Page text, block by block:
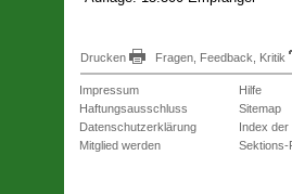
Drucken Fragen, Feedback, Kritik
Impressum
Haftungsausschluss
Datenschutzerklärung
Mitglied werden
Hilfe
Sitemap
Index der
Sektions-